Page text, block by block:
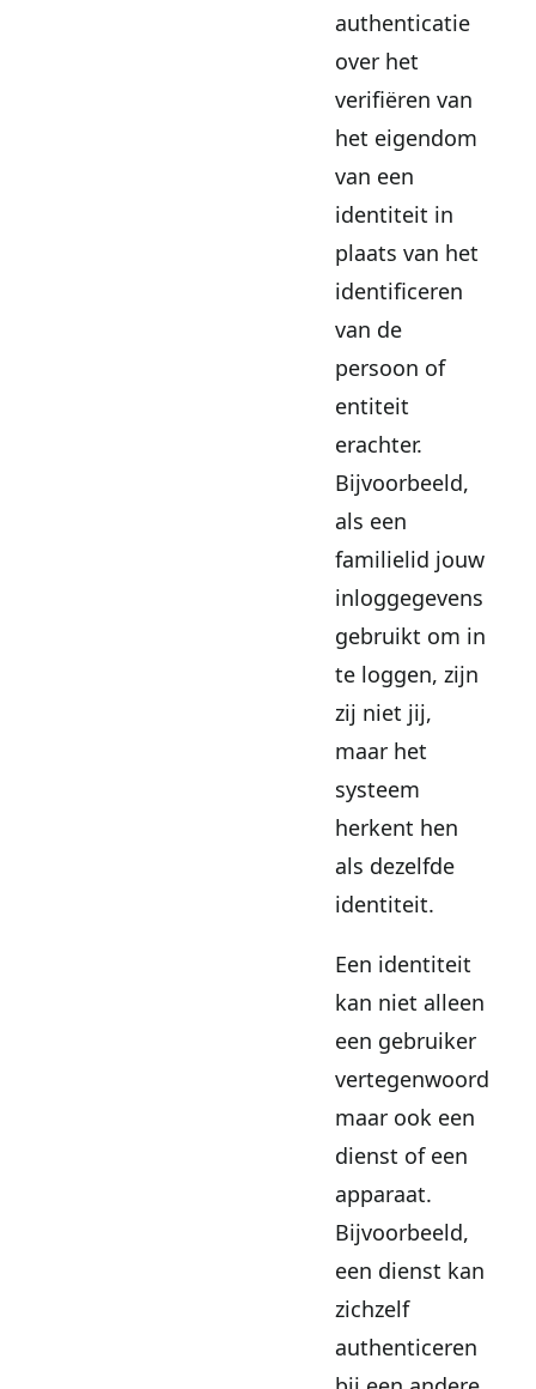
authenticatie
over het
verifiëren van
het eigendom
van een
identiteit in
plaats van het
identificeren
van de
persoon of
entiteit
erachter.
Bijvoorbeeld,
als een
familielid jouw
inloggegevens
gebruikt om in
te loggen, zijn
zij niet jij,
maar het
systeem
herkent hen
als dezelfde
identiteit.
Een identiteit
kan niet alleen
een gebruiker
maar ook een
dienst of een
apparaat.
Bijvoorbeeld,
een dienst kan
zichzelf
authenticeren